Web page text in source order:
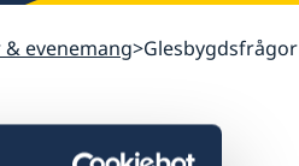
evenemang Glesbygdsfrågor